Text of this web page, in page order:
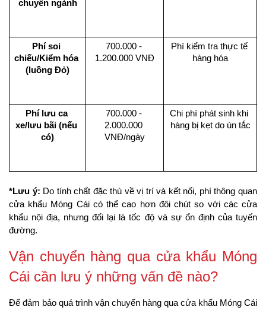
chuyên ngành
Phí soi
chiếu/Kiểm hóa
(luồng Đỏ)
700.000 -
1.200.000 VNĐ
Phí kiểm tra thực tế
hàng hóa
Phí lưu ca
xe/lưu bãi (nếu
có)
700.000 -
2.000.000
VNĐ/ngày
Chi phí phát sinh khi
hàng bị kẹt do ùn tắc
*Lưu ý: Do tính chất đặc thù về vị trí và kết nối, phí thông quan
cửa khẩu Móng Cái có thể cao hơn đôi chút so với các cửa
khẩu nội địa, nhưng đổi lại là tốc độ và sự ổn định của tuyến
đường.
Vận chuyển hàng qua cửa khẩu Móng
Cái cần lưu ý những vấn đề nào?
Để đảm bảo quá trình vận chuyển hàng qua cửa khẩu Móng Cái